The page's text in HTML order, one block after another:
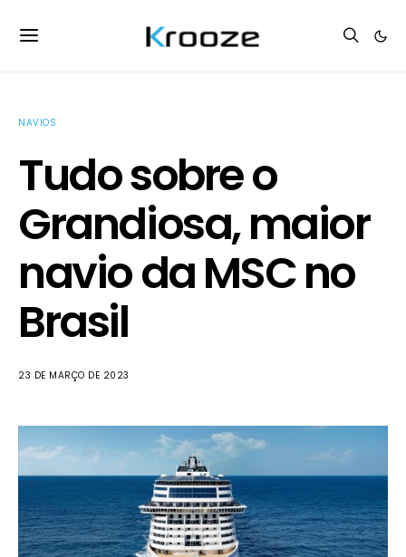
NAVIOS
Tudo sobre o
Grandiosa, maior
navio da MSC no
Brasil
23 DE MARÇO DE 2023